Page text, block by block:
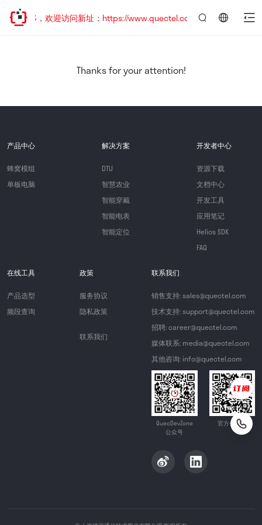
址已迁移，欢迎访问新址：https://www.quectel.com.cn
Thanks for your attention!
产品中心
蜂窝模组
单板电脑
解决方案
DTU
智慧农业
智能穿戴
智能电表
智能定位
开发者中心
资源下载
文档中心
开发工具
应用笔记
Helios SDK
FAQ
在线工具
产品选型
频段查询
政策
服务协议
隐私政策
联系我们
联系我们
销售支持: sales@quectel.com
技术支持: support@quectel.com
招聘: career@quectel.com
媒体联系: media@quectel.com
其他咨询: info@quectel.com
QuecDevZone
公众号
官方公众号